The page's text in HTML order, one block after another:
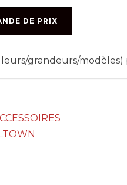
DE PRIX
grandeurs/